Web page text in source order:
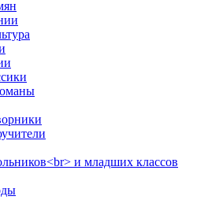
и младших классов